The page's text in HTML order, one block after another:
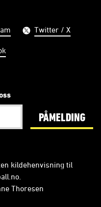
Twitter / X
PÅMELDING
kildehenvisning til
Thoresen